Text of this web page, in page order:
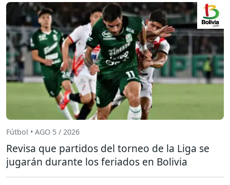
Fútbol • AGO 5 / 2026
Revisa que partidos del torneo de la Liga se
jugarán durante los feriados en Bolivia